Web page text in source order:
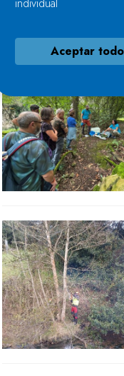
Aceptar todo